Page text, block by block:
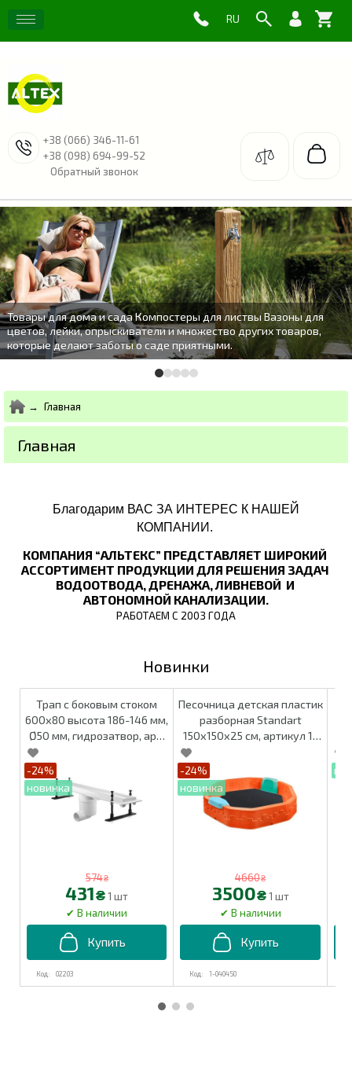
+38 (066) 346-11-61
+38 (098) 694-99-52
Обратный звонок
Товары для дома и сада Компостеры для листвы Вазоны для
цветов, лейки, опрыскиватели и множество других товаров,
которые делают заботы о саде приятными.
Главная
Главная
Благодарим ВАС ЗА ИНТЕРЕС К НАШЕЙ
КОМПАНИИ.
КОМПАНИЯ “АЛЬТЕКС” ПРЕДСТАВЛЯЕТ ШИРОКИЙ
АССОРТИМЕНТ ПРОДУКЦИИ ДЛЯ РЕШЕНИЯ ЗАДАЧ
ВОДООТВОДА, ДРЕНАЖА, ЛИВНЕВОЙ  И
АВТОНОМНОЙ КАНАЛИЗАЦИИ.
РАБОТАЕМ С 2003 ГОДА
Новинки
Трап c боковым стоком
600х80 высота 186-146 мм,
Ø50 мм, гидрозатвор, арт.
02203
-24%
574₴
431₴ 1 шт
Песочница детская пластик
разборная Standart
150х150х25 см, артикул 1-
1-040450
-24%
4660₴
3500₴ 1 шт